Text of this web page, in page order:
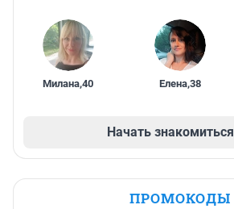
Милана,40 Елена,38
Начать знакомиться
ПРОМОКОДЫ